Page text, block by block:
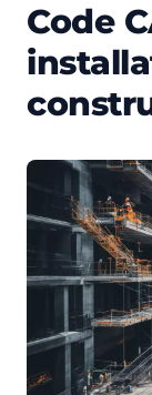
Code